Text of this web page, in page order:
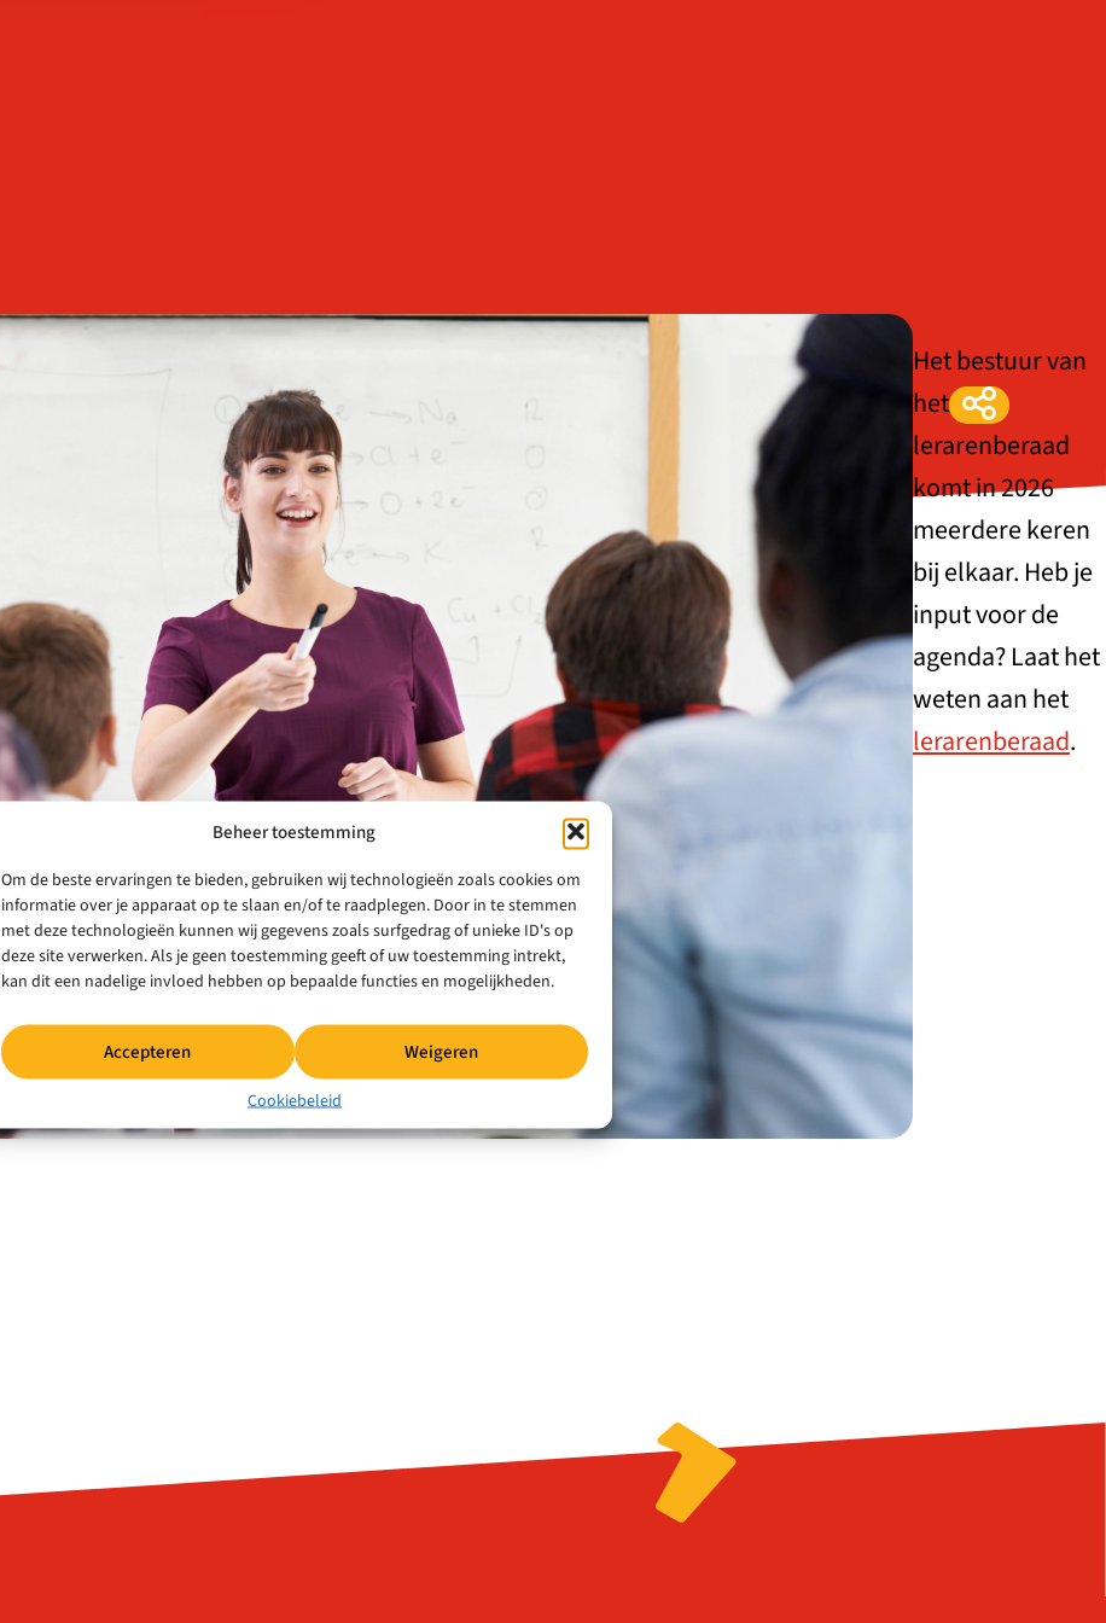
Beheer toestemming
Om de beste ervaringen te bieden, gebruiken wij technologieën zoals cookies om
informatie over je apparaat op te slaan en/of te raadplegen. Door in te stemmen
met deze technologieën kunnen wij gegevens zoals surfgedrag of unieke ID's op
deze site verwerken. Als je geen toestemming geeft of uw toestemming intrekt,
kan dit een nadelige invloed hebben op bepaalde functies en mogelijkheden.
Accepteren Weigeren
Cookiebeleid
Het bestuur van
het
lerarenberaad
komt in 2026
meerdere keren
bij elkaar. Heb je
input voor de
agenda? Laat het
weten aan het
lerarenberaad.